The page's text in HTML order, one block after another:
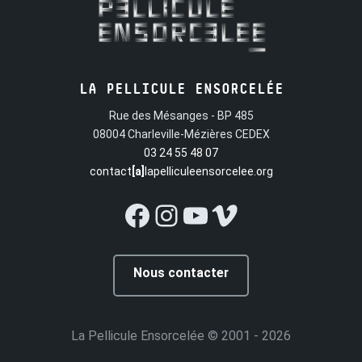
LA PELLICULE ENSORCELÉE
Rue des Mésanges - BP 485
08004 Charleville-Mézières CEDEX
03 24 55 48 07
contact [a]lapelliculeensorcelee.org
Facebook
Instagram
YouTube
Vimeo
Nous contacter
La Pellicule Ensorcelée © 2001 - 2026